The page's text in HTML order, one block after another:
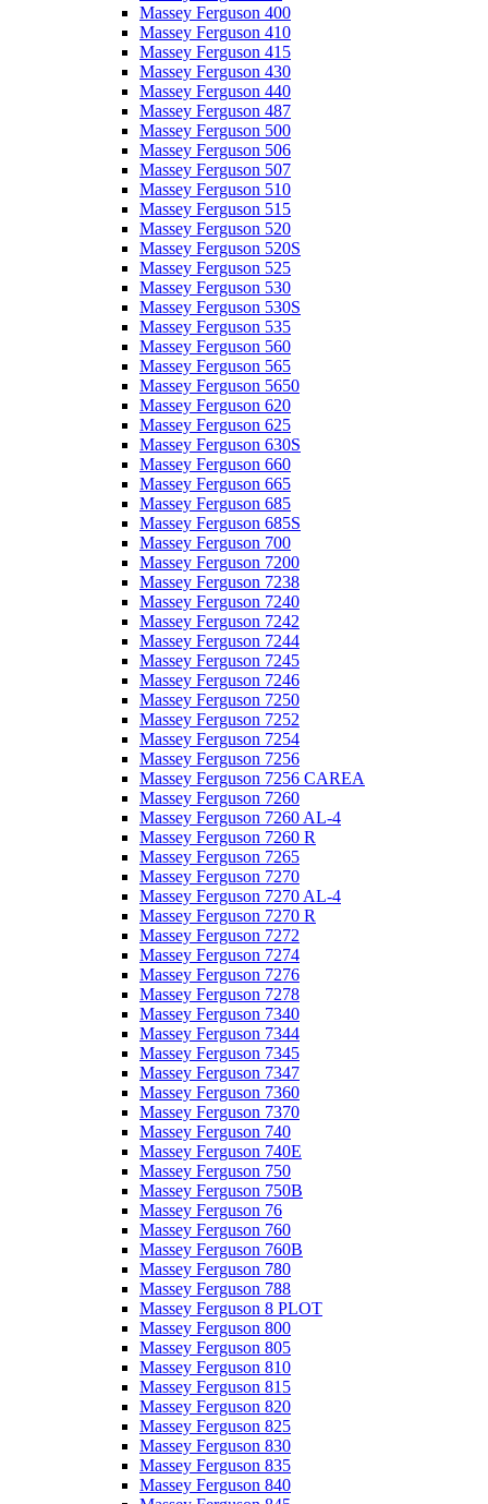
Massey Ferguson 400
Massey Ferguson 410
Massey Ferguson 415
Massey Ferguson 430
Massey Ferguson 440
Massey Ferguson 487
Massey Ferguson 500
Massey Ferguson 506
Massey Ferguson 507
Massey Ferguson 510
Massey Ferguson 515
Massey Ferguson 520
Massey Ferguson 520S
Massey Ferguson 525
Massey Ferguson 530
Massey Ferguson 530S
Massey Ferguson 535
Massey Ferguson 560
Massey Ferguson 565
Massey Ferguson 5650
Massey Ferguson 620
Massey Ferguson 625
Massey Ferguson 630S
Massey Ferguson 660
Massey Ferguson 665
Massey Ferguson 685
Massey Ferguson 685S
Massey Ferguson 700
Massey Ferguson 7200
Massey Ferguson 7238
Massey Ferguson 7240
Massey Ferguson 7242
Massey Ferguson 7244
Massey Ferguson 7245
Massey Ferguson 7246
Massey Ferguson 7250
Massey Ferguson 7252
Massey Ferguson 7254
Massey Ferguson 7256
Massey Ferguson 7256 CAREA
Massey Ferguson 7260
Massey Ferguson 7260 AL-4
Massey Ferguson 7260 R
Massey Ferguson 7265
Massey Ferguson 7270
Massey Ferguson 7270 AL-4
Massey Ferguson 7270 R
Massey Ferguson 7272
Massey Ferguson 7274
Massey Ferguson 7276
Massey Ferguson 7278
Massey Ferguson 7340
Massey Ferguson 7344
Massey Ferguson 7345
Massey Ferguson 7347
Massey Ferguson 7360
Massey Ferguson 7370
Massey Ferguson 740
Massey Ferguson 740E
Massey Ferguson 750
Massey Ferguson 750B
Massey Ferguson 76
Massey Ferguson 760
Massey Ferguson 760B
Massey Ferguson 780
Massey Ferguson 788
Massey Ferguson 8 PLOT
Massey Ferguson 800
Massey Ferguson 805
Massey Ferguson 810
Massey Ferguson 815
Massey Ferguson 820
Massey Ferguson 825
Massey Ferguson 830
Massey Ferguson 835
Massey Ferguson 840